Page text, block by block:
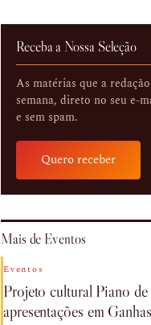
Receba a Nossa Seleção
As matérias que a
semana, direto no seu e-
e sem spam.
Quero receber
Mais de Eventos
Eventos
Projeto cultural Piano
apresentações em